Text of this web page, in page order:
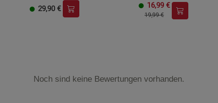
29,90 € 16,99 €
19,99 €
Noch sind keine Bewertungen vorhanden.